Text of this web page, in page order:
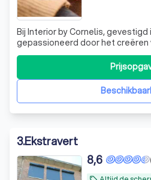
Bij Interior by Cornelis, gevestigd
gepassioneerd door het creëren
functionele en inspirerende
strekt zich uit van het ontwerpen
appartementen tot het leveren
interieurproducten zoals vloer-
3.Ekstravert
8,6